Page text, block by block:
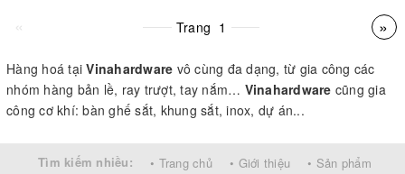
« Trang 1 »
Hàng hoá tạiVinahardware vô cùng đa dạng, từ gia công các
nhóm hàng bản lề, ray trượt, tay nắm… Vinahardware cũng gia
công cơ khí: bàn ghế sắt, khung sắt, inox, dự án...
Tìm kiếm nhiều: • Trang chủ • Giới thiệu • Sản phẩm